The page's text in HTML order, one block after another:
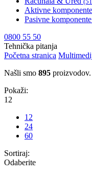
Aktivne komponente
Pasivne komponente
0800 55 50
Tehnička pitanja
Početna stranica
Našli smo 895 proizvodov.
Pokaži:
12
12
24
60
Sortiraj:
Odaberite